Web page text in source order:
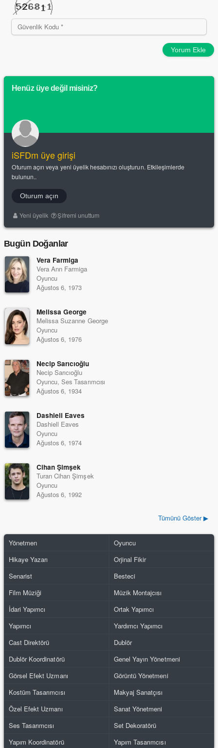
Yorum Ekle
Henüz üye değil misiniz?
iSFDm üye girişi
Oturum açın veya yeni üyelik hesabınızı oluşturun. Etkileşimlerde
bulunun..
Oturum açın
Yeni üyelik Şifremi unuttum
Bugün Doğanlar
Vera Farmiga
Vera Ann Farmiga
Oyuncu
Ağustos 6, 1973
Melissa George
Melissa Suzanne George
Oyuncu
Ağustos 6, 1976
Necip Sarıcıoğlu
Necip Sarıcıoğlu
Oyuncu, Ses Tasarımcısı
Ağustos 6, 1934
Dashiell Eaves
Dashiell Eaves
Oyuncu
Ağustos 6, 1974
Cihan Şimşek
Turan Cihan Şimşek
Oyuncu
Ağustos 6, 1992
Tümünü Göster ▶
Yönetmen
Oyuncu
Hikaye Yazarı
Orjinal Fikir
Senarist
Besteci
Film Müziği
Müzik Montajcısı
İdari Yapımcı
Ortak Yapımcı
Yapımcı
Yardımcı Yapımcı
Cast Direktörü
Dublör
Dublör Koordinatörü
Genel Yayın Yönetmeni
Görsel Efekt Uzmanı
Görüntü Yönetmeni
Kostüm Tasarımcısı
Makyaj Sanatçısı
Özel Efekt Uzmanı
Sanat Yönetmeni
Ses Tasarımcısı
Set Dekoratörü
Yapım Koordinatörü
Yapım Tasarımcısı